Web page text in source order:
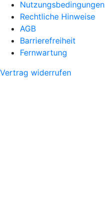
Nutzungsbedingungen
Rechtliche Hinweise
AGB
Barrierefreiheit
Fernwartung
Vertrag widerrufen